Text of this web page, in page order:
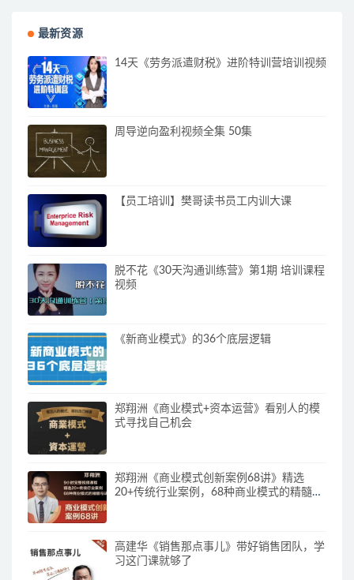
最新资源
14天《劳务派遣财税》进阶特训营培训视频
周导逆向盈利视频全集 50集
【员工培训】樊哥读书员工内训大课
脱不花《30天沟通训练营》第1期 培训课程
视频
《新商业模式》的36个底层逻辑
郑翔洲《商业模式+资本运营》看别人的模
式寻找自己机会
郑翔洲《商业模式创新案例68讲》精选
20+传统行业案例，68种商业模式的精髓与
高建华《销售那点事儿》带好销售团队，学
习这门课就够了